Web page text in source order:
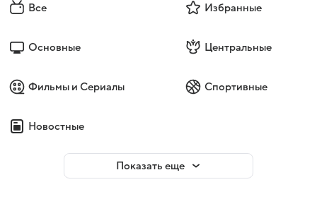
Все Избранные
Основные Центральные
Фильмы и Сериалы Спортивные
Новостные
Показать еще